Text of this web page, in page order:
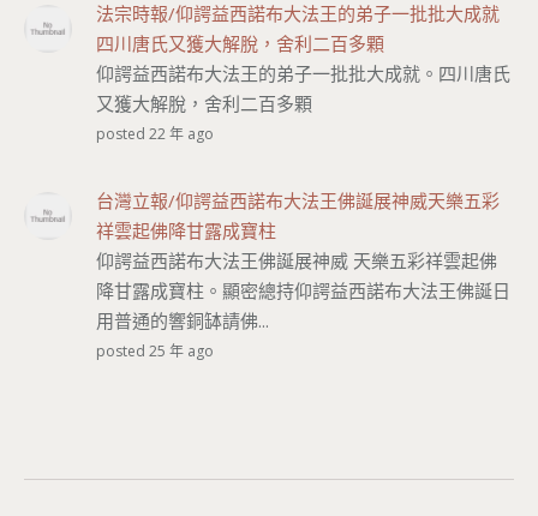
法宗時報/仰諤益西諾布大法王的弟子一批批大成就
四川唐氏又獲大解脫，舍利二百多顆
仰諤益西諾布大法王的弟子一批批大成就。四川唐氏
又獲大解脫，舍利二百多顆
posted 22 年 ago
台灣立報/仰諤益西諾布大法王佛誕展神威天樂五彩
祥雲起佛降甘露成寶柱
仰諤益西諾布大法王佛誕展神威 天樂五彩祥雲起佛
降甘露成寶柱。顯密總持仰諤益西諾布大法王佛誕日
用普通的響銅缽請佛...
posted 25 年 ago